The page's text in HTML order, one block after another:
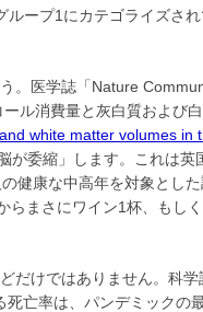
ループ1にカテゴライズさ
。医学誌「Nature
ル消費量と灰白質および
white matter volumes in
が委縮」します。これは英
健康な中高年を対象とし
らまさにワイン1杯、もし
だけではありません。科学
亡率は、パンデミックの